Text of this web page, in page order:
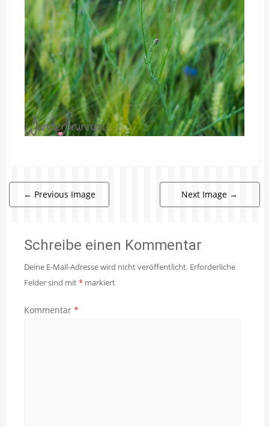
← Previous Image Next Image →
Schreibe einen Kommentar
Deine E-Mail-Adresse wird nicht veröffentlicht. Erforderliche
Felder sind mit* markiert
Kommentar *